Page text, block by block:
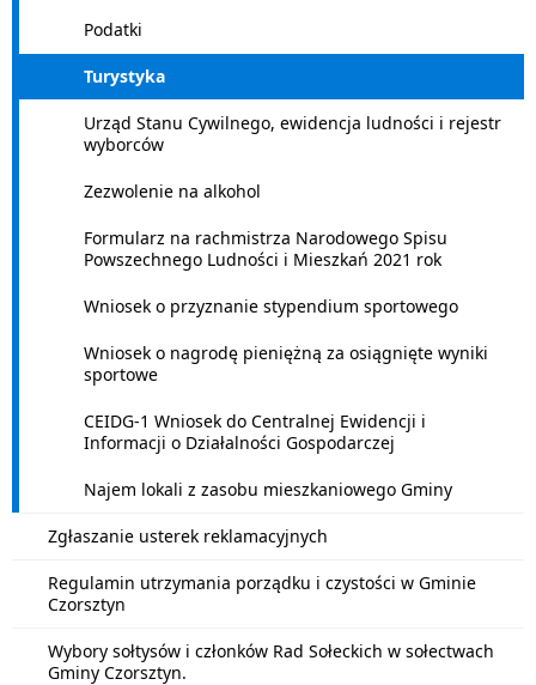
Podatki
Turystyka
Urząd Stanu Cywilnego, ewidencja ludności i rejestr
wyborców
Zezwolenie na alkohol
Formularz na rachmistrza Narodowego Spisu
Powszechnego Ludności i Mieszkań 2021 rok
Wniosek o przyznanie stypendium sportowego
Wniosek o nagrodę pieniężną za osiągnięte wyniki
sportowe
CEIDG-1 Wniosek do Centralnej Ewidencji i
Informacji o Działalności Gospodarczej
Najem lokali z zasobu mieszkaniowego Gminy
Zgłaszanie usterek reklamacyjnych
Regulamin utrzymania porządku i czystości w Gminie
Czorsztyn
Wybory sołtysów i członków Rad Sołeckich w sołectwach
Gminy Czorsztyn.